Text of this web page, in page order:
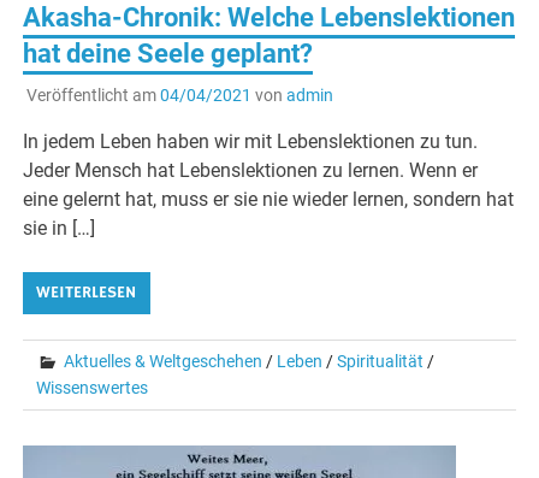
Akasha-Chronik: Welche Lebenslektionen
hat deine Seele geplant?
Veröffentlicht am04/04/2021 von admin
In jedem Leben haben wir mit Lebenslektionen zu tun.
Jeder Mensch hat Lebenslektionen zu lernen. Wenn er
eine gelernt hat, muss er sie nie wieder lernen, sondern hat
sie in […]
WEITERLESEN
Aktuelles & Weltgeschehen / Leben /Spiritualität /
Wissenswertes